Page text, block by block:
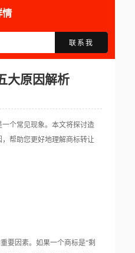
情
联系我
大原因解析
个常见现象。本文将探讨造
帮助您更好地理解商标转让
要因素。如果一个商标是“剩